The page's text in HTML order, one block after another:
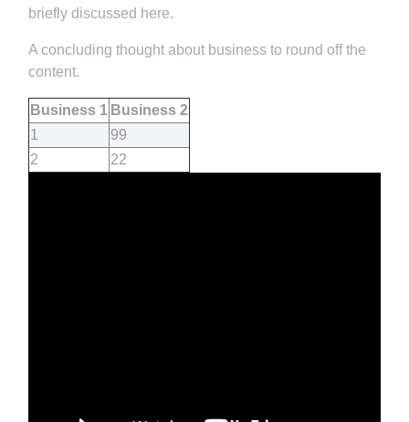
briefly discussed here.
A concluding thought about business to round off the
content.
Business 1 Business 2
1
99
2
22